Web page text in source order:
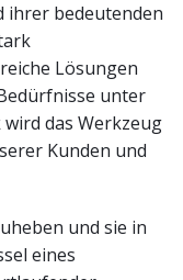
ihrer bedeutenden
Lösungen
unter
das Werkzeug
Kunden und
und sie in
eines